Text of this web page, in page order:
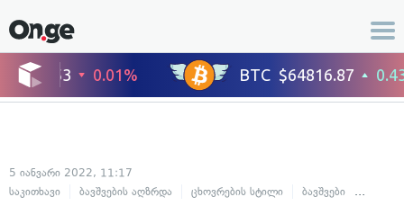
5 იანვარი 2022, 11:17
საკითხავი
ბავშვების აღზრდა ცხოვრების სტილი ბავშვები